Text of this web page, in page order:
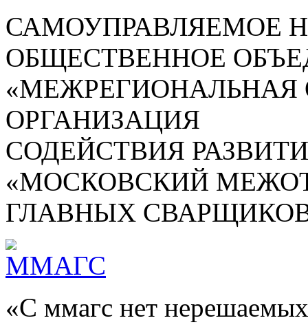
САМОУПРАВЛЯЕМОЕ
ОБЩЕСТВЕННОЕ
ОРГАНИЗАЦИЯ
СОДЕЙСТВИЯ
«МОСКОВСКИЙ
ГЛАВНЫХ
«С ммагс нет